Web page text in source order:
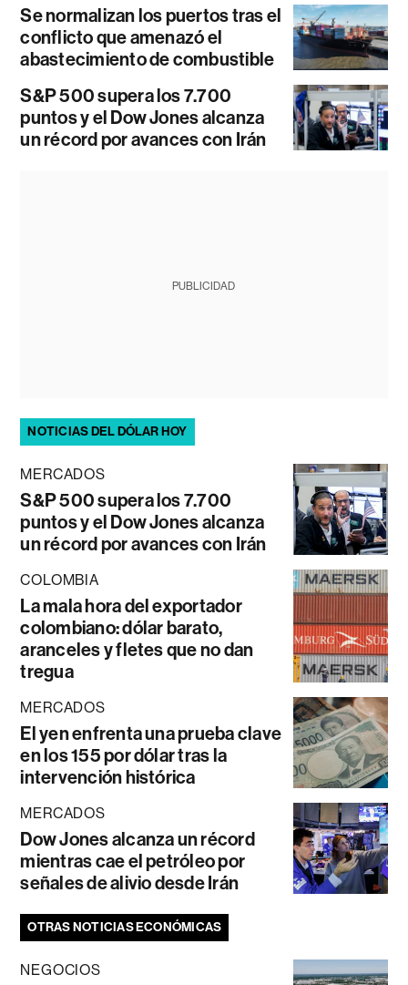
Se normalizan los puertos tras el
conflicto que amenazó el
abastecimiento de combustible
S&P 500 supera los 7.700
puntos y el Dow Jones alcanza
un récord por avances con Irán
PUBLICIDAD
NOTICIAS DEL DÓLAR HOY
MERCADOS
S&P 500 supera los 7.700
puntos y el Dow Jones alcanza
un récord por avances con Irán
COLOMBIA
La mala hora del exportador
colombiano: dólar barato,
aranceles y fletes que no dan
tregua
MERCADOS
El yen enfrenta una prueba clave
en los 155 por dólar tras la
intervención histórica
MERCADOS
Dow Jones alcanza un récord
mientras cae el petróleo por
señales de alivio desde Irán
OTRAS NOTICIAS ECONÓMICAS
NEGOCIOS